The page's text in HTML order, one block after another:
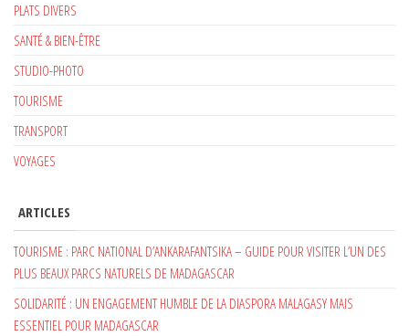
PLATS DIVERS
SANTÉ & BIEN-ÊTRE
STUDIO-PHOTO
TOURISME
TRANSPORT
VOYAGES
ARTICLES
TOURISME : PARC NATIONAL D’ANKARAFANTSIKA – GUIDE POUR VISITER L’UN DES
PLUS BEAUX PARCS NATURELS DE MADAGASCAR
SOLIDARITÉ : UN ENGAGEMENT HUMBLE DE LA DIASPORA MALAGASY MAIS
ESSENTIEL POUR MADAGASCAR